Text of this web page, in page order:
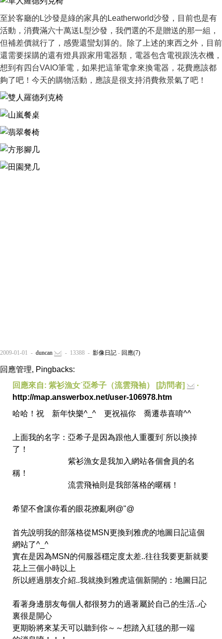
至於客廳的L沙發是綠的家具的Leatherworld沙發，目前也是有
活動，消費滿六十萬送L型沙發，我們選的不是贈送的那一組，
但補差價就行了，感覺還蠻划算的。除了上述的東西之外，目前
還需要採購的還有燈具跟家用電器類，電器包含電視跟洗衣機，
想到有四台VAIO筆電，如果把這筆電拿來換電器，花費應該都
夠了吧！今天的購物活動，應該是很支持消費救景氣了吧！
2009-01-01 - duncan - 13388 - 影像日記 - 回應(7)
回應管理, Pingbacks:
回應來自: 紫衫漁女˙亞希子（流雲飛袖） [訪問者]
·
http://map.answerbox.net/user-106978.htm
哈哈！祝 新年快樂^_^ 更祝福你 喬遷恭喜唷^^
上面我的名字：亞希子是因為跟他人重覆到˙所以換掉
了！
紫衫漁女是我加入網站各個會員的名
稱！
流雲飛袖則是我部落格的暱稱！
希望不會讓你看的眼花撩亂咧@"@
首先說明我的部落格從MSN更換到雅虎的地圖日記這個
網站了^_^
實在是因為MSN的伺服器穩定度太差..往往我要更新就要
花上三個小時以上
所以經過朋友介紹..我就換到雅虎這個新開的：地圖日記
看著身邊朋友每個人都很努力的過著屬於自己的生活..心
裏很是開心
更期盼將來某天可以聽到你～～想踏入紅毯的那一端